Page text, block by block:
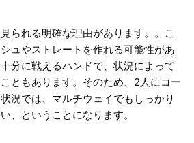
られる明確な理由があります。。こ
ュやストレートを作れる可能性があ
分に戦えるハンドで、状況によって
ともあります。そのため、2人にコー
況では、マルチウェイでもしっかり
、ということになります。